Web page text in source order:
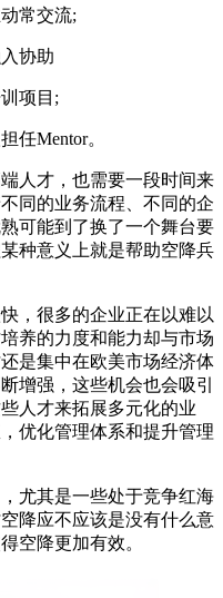
常交流;
协助
项目;
Mentor。
才，也需要一段时间来
同的业务流程、不同的企
可能到了换了一个舞台要
种意义上就是帮助空降兵
很多的企业正在以难以
养的力度和能力却与市场
是集中在欧美市场经济体
增强，这些机会也会吸引
人才来拓展多元化的业
优化管理体系和提升管理
其是一些处于竞争红海
降应不应该是没有什么意
空降更加有效。